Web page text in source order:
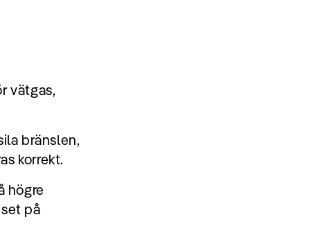
vätgas,
bränslen,
korrekt.
högre
på